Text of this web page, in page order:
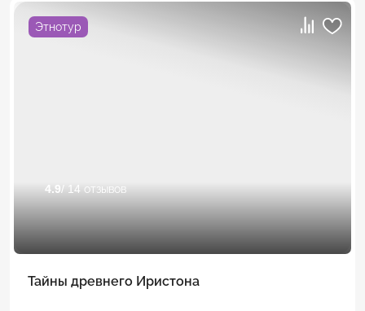
Этнотур
4.9/ 14 отзывов
Тайны древнего Иристона